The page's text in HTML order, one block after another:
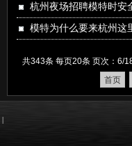
杭州夜场招聘模特时安
模特为什么要来杭州这
共343条 每页20条 页次：6/
首页
|